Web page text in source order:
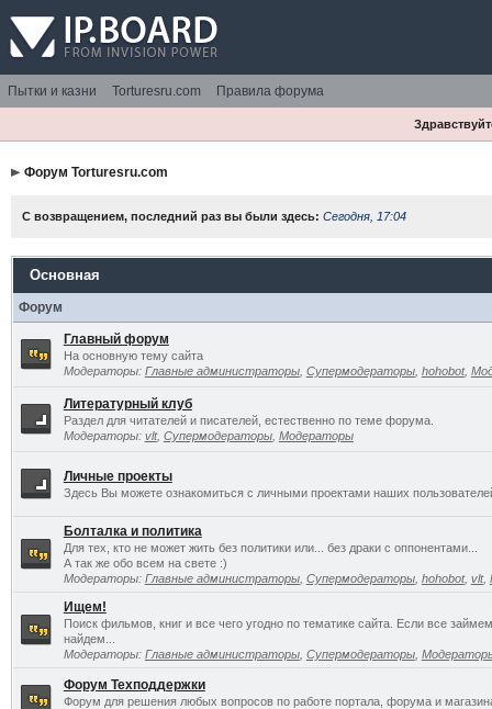
Пытки и казни Torturesru.com Правила форума
Форум Torturesru.com
С возвращением, последний раз вы были здесь: Сегодня, 17:04
Основная
Форум
Главный форум
На основную тему сайта
Модераторы: Главные администраторы, Супермодераторы, hohobot,
Литературный клуб
Раздел для читателей и писателей, естественно по теме форума.
Модераторы: vlt, Супермодераторы, Модераторы
Личные проекты
Здесь Вы можете ознакомиться с личными проектами наших
Болталка и политика
Для тех, кто не может жить без политики или... без драки с оппонентами...
А так же обо всем на свете :)
Модераторы: Главные администраторы, Супермодераторы, hohobot, vlt,
Ищем!
Поиск фильмов, книг и все чего угодно по тематике сайта. Если все
найдем...
Модераторы: Главные администраторы, Супермодераторы,
Форум Техподдержки
Форум для решения любых вопросов по работе портала, форума и